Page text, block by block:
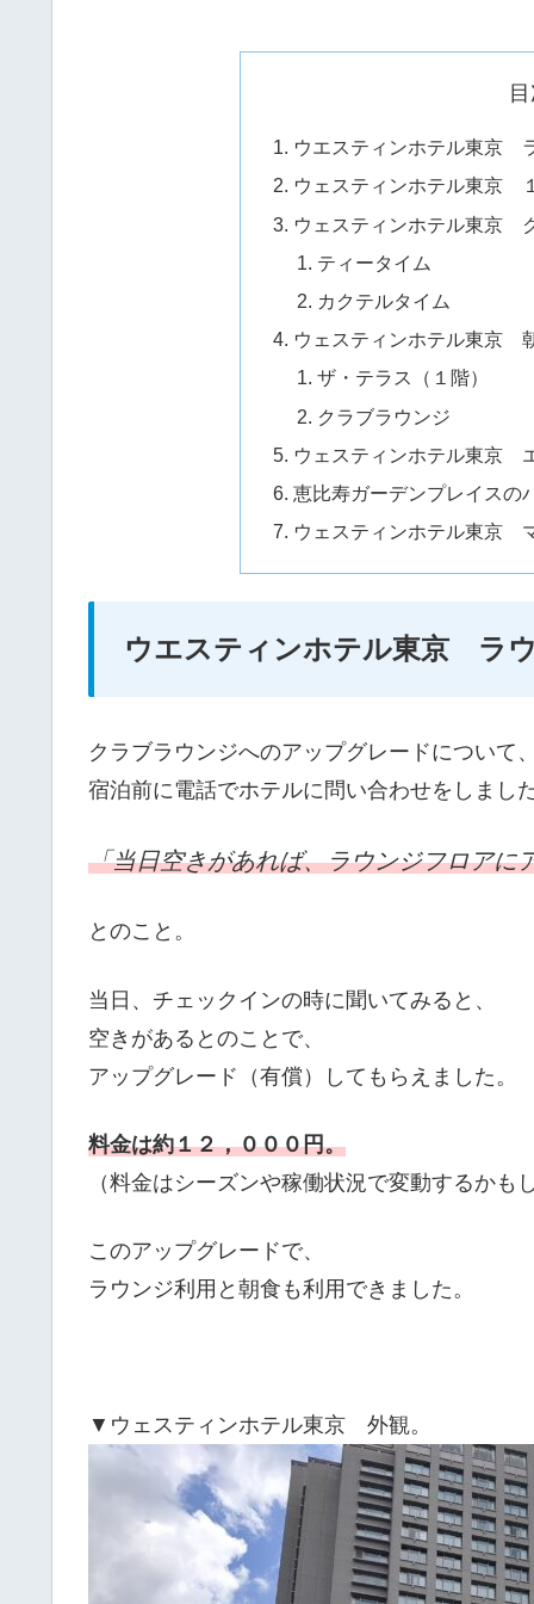
ウエスティンホテル東京
ウェスティンホテル東京
ウェスティンホテル東京
ティータイム
カクテルタイム
ウェスティンホテル東京
ザ・テラス（１階）
クラブラウンジ
ウェスティンホテル東京
恵比寿ガーデンプレイスの
ウェスティンホテル東京
ウエスティンホテル東京 ラ
クラブラウンジへのアップグレードについて
宿泊前に電話でホテルに問い合わせをしまし
「当日空きがあれば、ラウンジフロアに
とのこと。
当日、チェックインの時に聞いてみると、
空きがあるとのことで、
アップグレード（有償）してもらえました。
料金は約１２，０００円。
（料金はシーズンや稼働状況で変動するかも
このアップグレードで、
ラウンジ利用と朝食も利用できました。
▼ウェスティンホテル東京 外観。